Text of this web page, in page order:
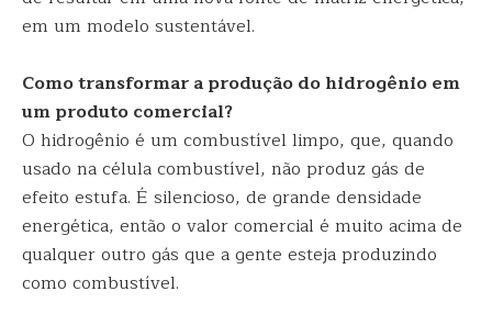
em um modelo sustentável.
Como transformar a produção do hidrogênio em
um produto comercial?
O hidrogênio é um combustível limpo, que, quando
usado na célula combustível, não produz gás de
efeito estufa. É silencioso, de grande densidade
energética, então o valor comercial é muito acima de
qualquer outro gás que a gente esteja produzindo
como combustível.